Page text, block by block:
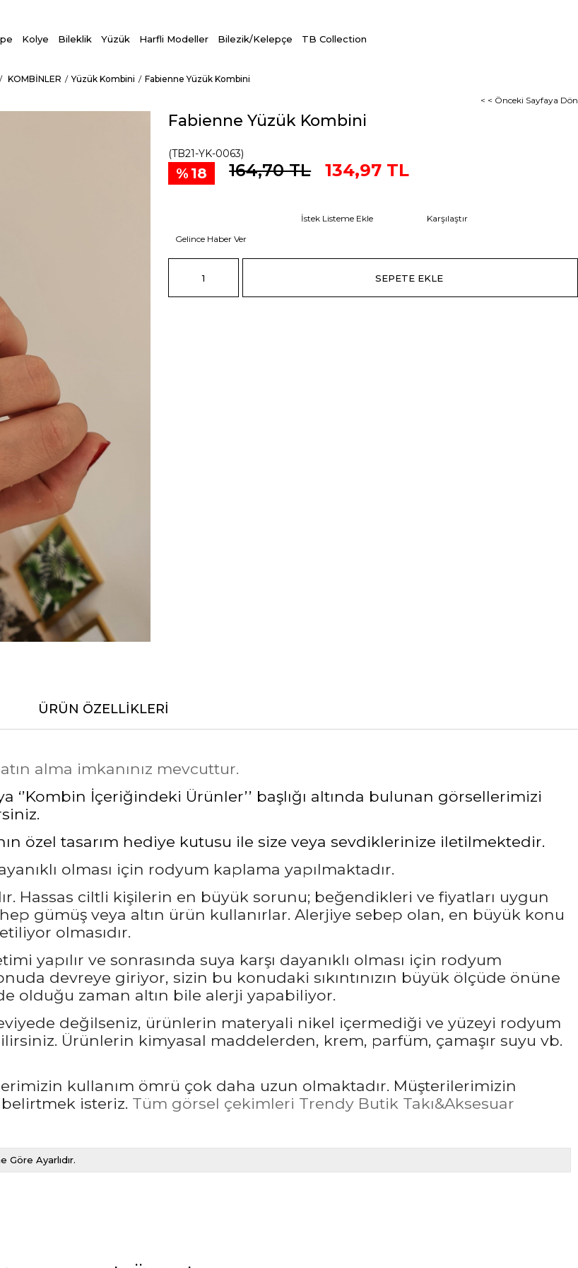
Kolye Bileklik Yüzük Harfli Modeller Bilezik/Kelepçe TB Collection
KOMBİNLER Yüzük Kombini
Fabienne Yüzük Kombini
< < Önceki Sayfaya Dön
Fabienne Yüzük Kombini
(TB21-YK-0063)
18 164,70 TL 134,97 TL
İstek Listeme Ekle
Karşılaştır
Gelince Haber Ver
ÜRÜN ÖZELLIKLERI
alma imkanınız mevcuttur.
İçeriğindeki Ürünler’’ başlığı altında bulunan görsellerimizi
özel tasarım hediye kutusu ile size veya sevdiklerinize iletilmektedir.
olması için rodyum kaplama yapılmaktadır.
Hassas ciltli kişilerin en büyük sorunu; beğendikleri ve fiyatları uygun
gümüş veya altın ürün kullanırlar. Alerjiye sebep olan, en büyük konu
olmasıdır.
yapılır ve sonrasında suya karşı dayanıklı olması için rodyum
devreye giriyor, sizin bu konudaki sıkıntınızın büyük ölçüde önüne
olduğu zaman altın bile alerji yapabiliyor.
değilseniz, ürünlerin materyali nikel içermediği ve yüzeyi rodyum
Ürünlerin kimyasal maddelerden, krem, parfüm, çamaşır suyu vb.
kullanım ömrü çok daha uzun olmaktadır. Müşterilerimizin
isteriz. Tüm görsel çekimleri Trendy Butik Takı&Aksesuar
Göre Ayarlıdır.